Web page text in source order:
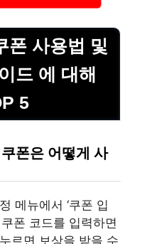
폰 사용법 및
드 에 대해
5
폰은 어떻게 사
메뉴에서 ‘쿠폰 입
폰 코드를 입력하면
르면 보상을 받을 수